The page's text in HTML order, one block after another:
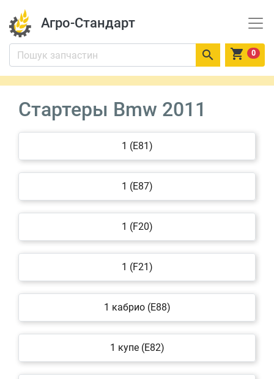
Агро-Стандарт
  0
Стартеры Bmw 2011
1 (E81)
1 (E87)
1 (F20)
1 (F21)
1 кабрио (E88)
1 купе (E82)